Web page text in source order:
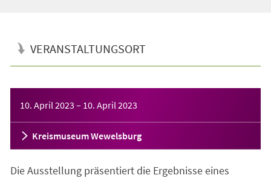
VERANSTALTUNGSORT
10. April 2023 – 10. April 2023
Kreismuseum Wewelsburg
Die Ausstellung präsentiert die Ergebnisse eines